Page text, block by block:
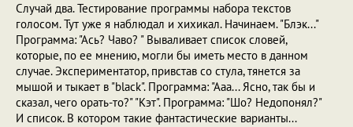
Случай два. Тестирование программы набора текстов
голосом. Тут уже я наблюдал и хихикал. Hачинаем. "Блэк..."
Программа: "Ась? Чаво? " Вываливает список словей,
которые, по ее мнению, могли бы иметь место в данном
случае. Экспериментатор, привстав со стула, тянется за
мышой и тыкает в "black". Программа: "Ааа... Ясно, так бы и
сказал, чего орать-то?" "Кэт". Программа: "Шо? Hедопонял?"
И список. В котором такие фантастические варианты...